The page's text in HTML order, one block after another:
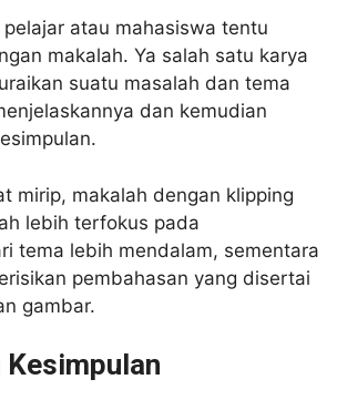
pelajar atau mahasiswa tentu
makalah. Ya salah satu karya
suatu masalah dan tema
dan kemudian
mirip, makalah dengan klipping
lebih terfokus pada
tema lebih mendalam, sementara
pembahasan yang disertai
gambar.